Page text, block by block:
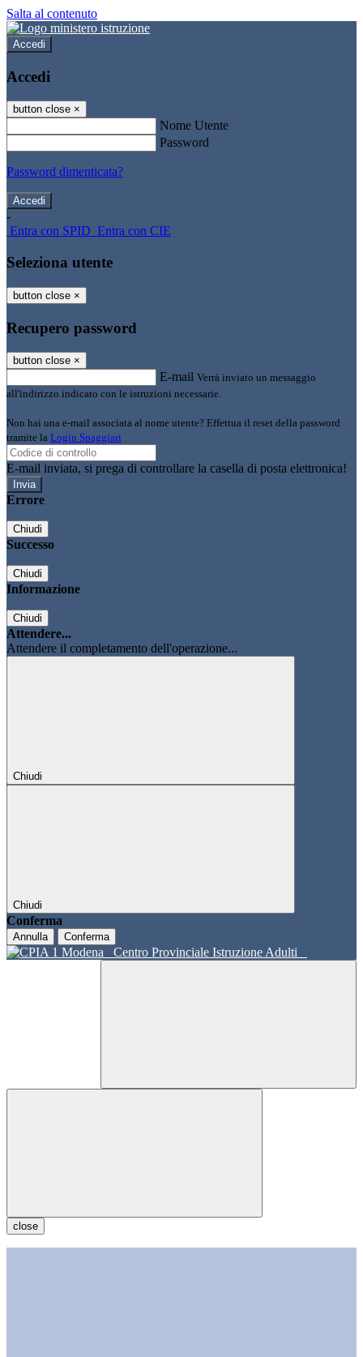
Salta al contenuto
Accedi
Accedi
button close ×
Nome Utente
Password
Password dimenticata?
-
Entra con SPID Entra con CIE
Seleziona utente
button close ×
Recupero password
button close ×
E-mail Verrà inviato un messaggio
all'indirizzo indicato con le istruzioni necessarie.
Non hai una e-mail associata al nome utente? Effettua il reset della password
tramite la Login Spaggiari
E-mail inviata, si prega di controllare la casella di posta elettronica!
Errore
Chiudi
Successo
Chiudi
Informazione
Chiudi
Attendere...
Attendere il completamento dell'operazione...
Chiudi
Chiudi
Conferma
Annulla Conferma
Centro Provinciale Istruzione Adulti
close